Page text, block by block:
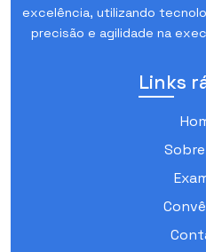
excelência, utilizando
precisão e agilidade na
Links